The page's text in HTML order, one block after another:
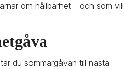
om hållbarhet – och som vill
du sommargåvan till nästa